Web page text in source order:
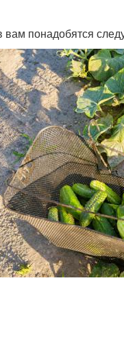
Огурцы с
Огурцы в
Огурцы с
огурцы
понадобятся